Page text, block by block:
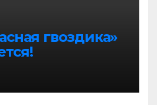
гвоздика»